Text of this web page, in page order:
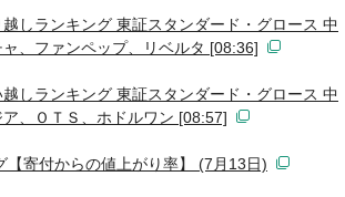
しランキング 東証スタンダード・グロース 中
、ファンペップ、リベルタ [08:36]
しランキング 東証スタンダード・グロース 中
、ＯＴＳ、ホドルワン [08:57]
【寄付からの値上がり率】 (7月13日)